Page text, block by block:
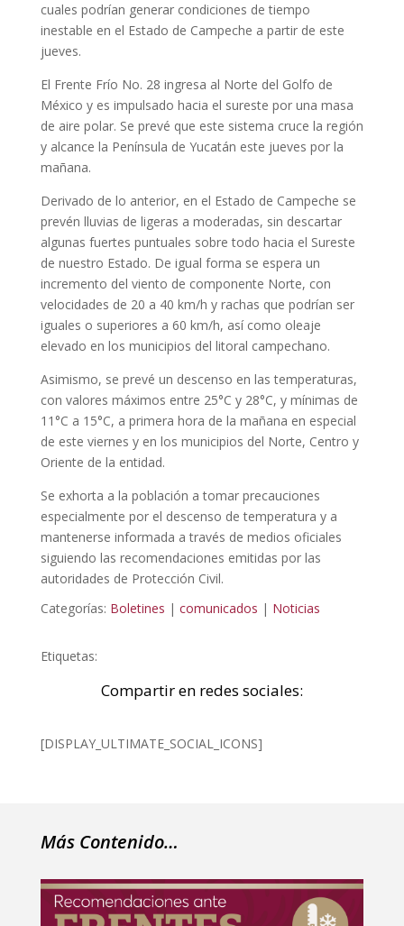
cuales podrían generar condiciones de tiempo
inestable en el Estado de Campeche a partir de este
jueves.
El Frente Frío No. 28 ingresa al Norte del Golfo de
México y es impulsado hacia el sureste por una masa
de aire polar. Se prevé que este sistema cruce la región
y alcance la Península de Yucatán este jueves por la
mañana.
Derivado de lo anterior, en el Estado de Campeche se
prevén lluvias de ligeras a moderadas, sin descartar
algunas fuertes puntuales sobre todo hacia el Sureste
de nuestro Estado. De igual forma se espera un
incremento del viento de componente Norte, con
velocidades de 20 a 40 km/h y rachas que podrían ser
iguales o superiores a 60 km/h, así como oleaje
elevado en los municipios del litoral campechano.
Asimismo, se prevé un descenso en las temperaturas,
con valores máximos entre 25°C y 28°C, y mínimas de
11°C a 15°C, a primera hora de la mañana en especial
de este viernes y en los municipios del Norte, Centro y
Oriente de la entidad.
Se exhorta a la población a tomar precauciones
especialmente por el descenso de temperatura y a
mantenerse informada a través de medios oficiales
siguiendo las recomendaciones emitidas por las
autoridades de Protección Civil.
Categorías: Boletines | comunicados | Noticias
Etiquetas:
Compartir en redes sociales:
[DISPLAY_ULTIMATE_SOCIAL_ICONS]
Más Contenido…